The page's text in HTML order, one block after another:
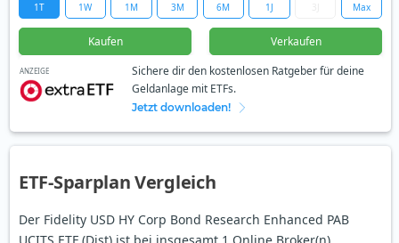
1T 1W 1M 3M 6M 1J Max
Kaufen Verkaufen
ANZEIGE
Sichere dir den kostenlosen Ratgeber für deine
Geldanlage mit ETFs.
Jetzt downloaden!
ETF-Sparplan Vergleich
Der Fidelity USD HY Corp Bond Research Enhanced PAB